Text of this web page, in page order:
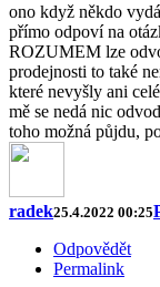
ono když někdo
přímo odpoví na
ROZUMEM lze
prodejnosti to také
které nevyšly ani
mě se nedá nic
toho možná půjdu,
radek25.4.2022 00:25
Odpovědět
Permalink